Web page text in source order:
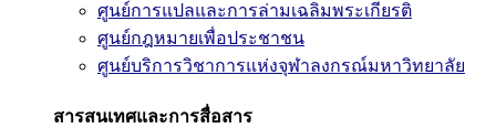
ศูนย์การแปลและการล่ามเฉลิมพระเกียรติ
ศูนย์กฎหมายเพื่อประชาชน
ศูนย์บริการวิชาการแห่งจุฬาลงกรณ์มหาวิทยาลัย
สารสนเทศและการสื่อสาร